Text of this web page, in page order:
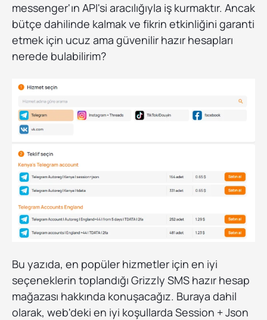
messenger'ın API'si aracılığıyla iş kurmaktır. Ancak
bütçe dahilinde kalmak ve fikrin etkinliğini garanti
etmek için ucuz ama güvenilir hazır hesapları
nerede bulabilirim?
Bu yazıda, en popüler hizmetler için en iyi
seçeneklerin toplandığı Grizzly SMS hazır hesap
mağazası hakkında konuşacağız. Buraya dahil
olarak, web'deki en iyi koşullarda Session + Json